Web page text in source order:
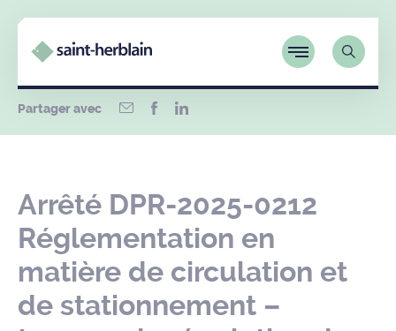
Partager avec
Arrêté DPR-2025-0212
Réglementation en
matière de circulation et
de stationnement –